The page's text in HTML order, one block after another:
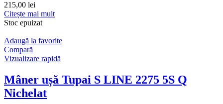
215,00 lei
Citește mai mult
Stoc epuizat
Adaugă la favorite
Compară
Vizualizare rapidă
Mâner ușă Tupai S LINE 2275 5S Q
Nichelat